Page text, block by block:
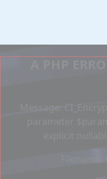
:
/homepages/13/
A PHP